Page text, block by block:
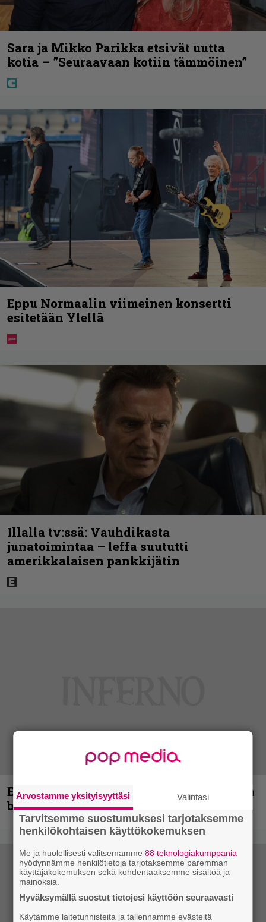
Sara ja Mikko Parikka etsivät uutta
kotia – ”Seuraavaan kotiin tämmöinen”
Eppu Normaalin viimeinen konsertti
esitetään Ylellä
Illalla tv:ssä: Vauhdikasta
junatoimintaa – leffa suututti
amerikkalaisen pankkijätin
Espoon syyskuu käynnistyy kotimaisen
black metalin merkeissä
Arvostamme yksityisyyttäsi Valintasi
Tarvitsemme suostumuksesi tarjotaksemme
henkilökohtaisen käyttökokemuksen
Me ja huolellisesti valitsemamme88 teknologiakumppania
hyödynnämme henkilötietoja tarjotaksemme paremman
käyttäjäkokemuksen sekä kohdentaaksemme sisältöä ja
mainoksia.
Hyväksymällä suostut tietojesi käyttöön seuraavasti
Käytämme laitetunnisteita ja tallennamme evästeitä